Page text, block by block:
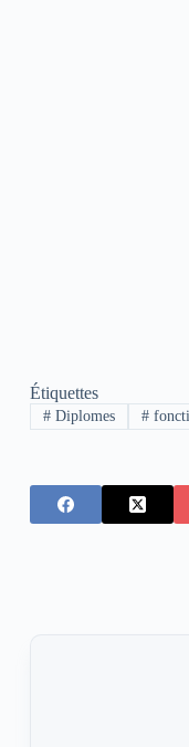
Étiquettes
#Diplomes #